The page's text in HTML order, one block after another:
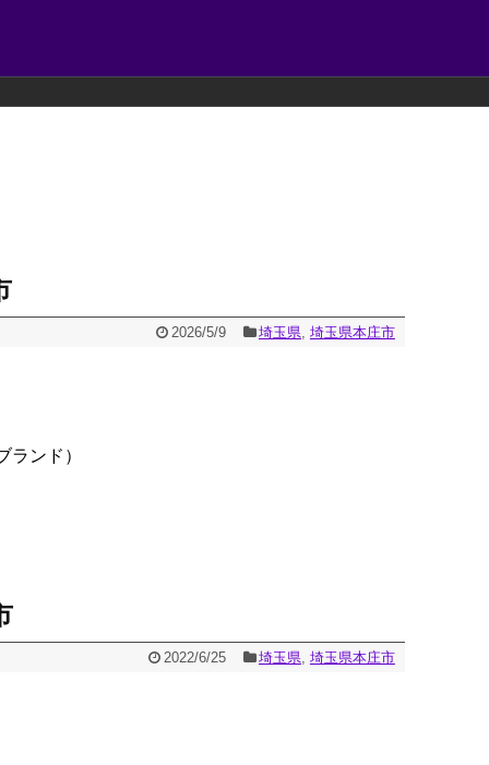
2026/5/9 埼玉県, 埼玉県本庄市
ランド）
2022/6/25 埼玉県, 埼玉県本庄市